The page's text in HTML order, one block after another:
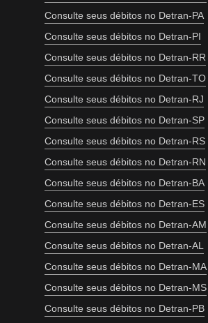
Consulte seus débitos no Detran-PA
Consulte seus débitos no Detran-PI
Consulte seus débitos no Detran-RR
Consulte seus débitos no Detran-TO
Consulte seus débitos no Detran-RJ
Consulte seus débitos no Detran-SP
Consulte seus débitos no Detran-RS
Consulte seus débitos no Detran-RN
Consulte seus débitos no Detran-BA
Consulte seus débitos no Detran-ES
Consulte seus débitos no Detran-AM
Consulte seus débitos no Detran-AL
Consulte seus débitos no Detran-MA
Consulte seus débitos no Detran-MS
Consulte seus débitos no Detran-PB